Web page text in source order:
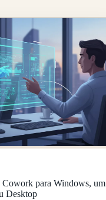
para Windows, um
Desktop